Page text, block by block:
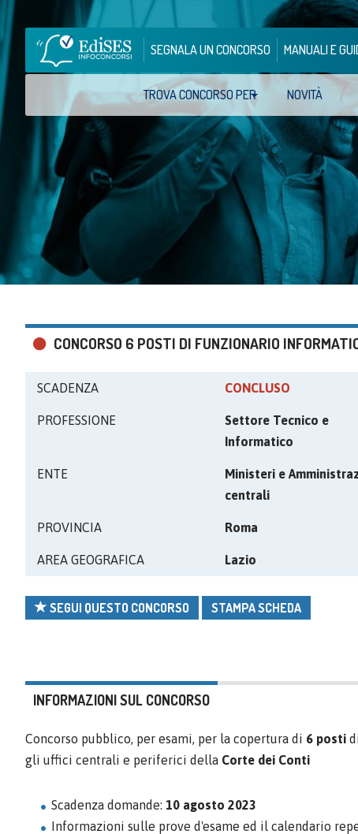
SEGNALA UN CONCORSO MANUALI E
TROVA CONCORSO PER NOVITÀ
CONCORSO 6 POSTI DI FUNZIONARIO
SCADENZA CONCLUSO
PROFESSIONE
Settore Tecnico e
Informatico
ENTE
Ministeri e
centrali
PROVINCIA Roma
AREA GEOGRAFICA Lazio
SEGUI QUESTO CONCORSO STAMPA SCHEDA
INFORMAZIONI SUL CONCORSO
Concorso pubblico, per esami, per la copertura di 6 posti
gli uffici centrali e periferici della Corte dei Conti
Scadenza domande: 10 agosto 2023
Informazioni sulle prove d'esame ed il calendario